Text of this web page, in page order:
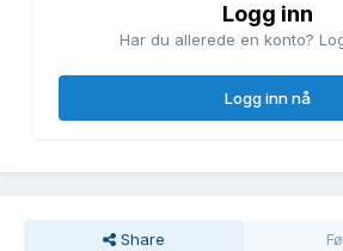
Logg inn
Har du allerede en konto?
Logg inn nå
Share